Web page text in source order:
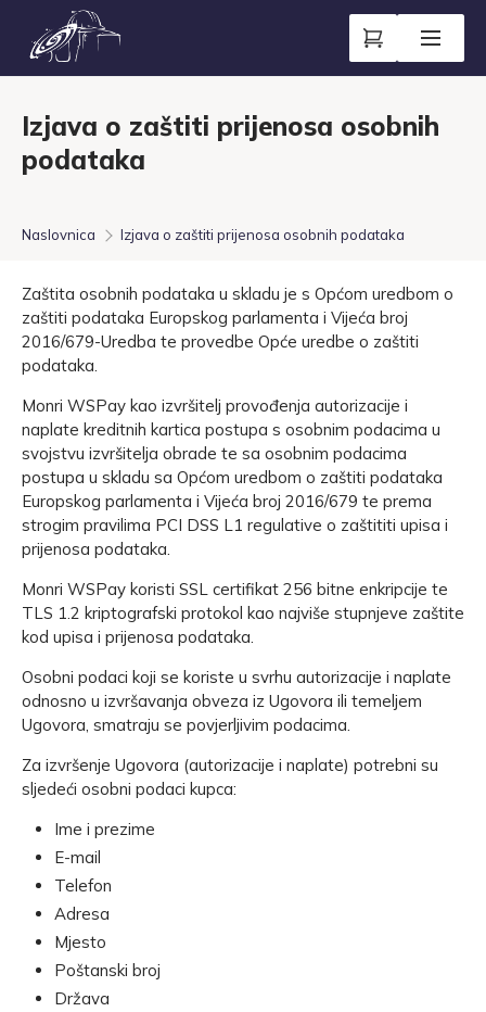
Izjava o zaštiti prijenosa osobnih
podataka
Naslovnica Izjava o zaštiti prijenosa osobnih podataka
Zaštita osobnih podataka u skladu je s Općom uredbom o
zaštiti podataka Europskog parlamenta i Vijeća broj
2016/679-Uredba te provedbe Opće uredbe o zaštiti
podataka.
Monri WSPay kao izvršitelj provođenja autorizacije i
naplate kreditnih kartica postupa s osobnim podacima u
svojstvu izvršitelja obrade te sa osobnim podacima
postupa u skladu sa Općom uredbom o zaštiti podataka
Europskog parlamenta i Vijeća broj 2016/679 te prema
strogim pravilima PCI DSS L1 regulative o zaštititi upisa i
prijenosa podataka.
Monri WSPay koristi SSL certifikat 256 bitne enkripcije te
TLS 1.2 kriptografski protokol kao najviše stupnjeve zaštite
kod upisa i prijenosa podataka.
Osobni podaci koji se koriste u svrhu autorizacije i naplate
odnosno u izvršavanja obveza iz Ugovora ili temeljem
Ugovora, smatraju se povjerljivim podacima.
Za izvršenje Ugovora (autorizacije i naplate) potrebni su
sljedeći osobni podaci kupca:
Ime i prezime
E-mail
Telefon
Adresa
Mjesto
Poštanski broj
Država